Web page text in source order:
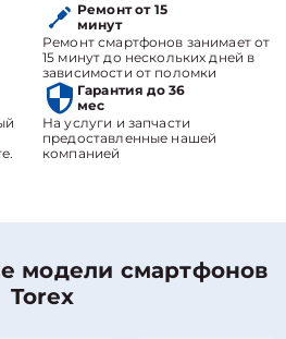
Ремонт от 15
минут
Ремонт смартфонов занимает от
15 минут до нескольких дней в
зависимости от поломки
Гарантия до 36
мес
На услуги и запчасти
предоставленные нашей
компанией
модели смартфонов
Torex